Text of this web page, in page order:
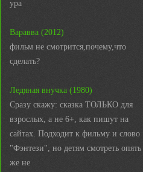
ура
Варавва (2012)
фильм не смотрится,почему,что
сделать?
Ледяная внучка (1980)
Сразу скажу: сказка ТОЛЬКО для
взрослых, а не 6+, как пишут на
сайтах. Подходит к фильму и слово
"Фэнтези", но детям смотреть опять
же не